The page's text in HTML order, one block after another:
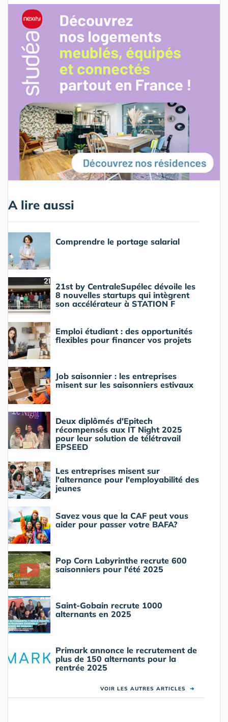
A lire aussi
Comprendre le portage salarial
21st by CentraleSupélec dévoile les
8 nouvelles startups qui intègrent
son accélérateur à STATION F
Emploi étudiant : des opportunités
flexibles pour financer vos projets
Job saisonnier : les entreprises
misent sur les saisonniers estivaux
Deux diplômés d'Epitech
récompensés aux IT Night 2025
pour leur solution de télétravail
EPSEED
Les entreprises misent sur
l'alternance pour l'employabilité des
jeunes
Savez vous que la CAF peut vous
aider pour passer votre BAFA?
Pop Corn Labyrinthe recrute 600
saisonniers pour l'été 2025
Saint-Gobain recrute 1000
alternants en 2025
Primark annonce le recrutement de
plus de 150 alternants pour la
rentrée 2025
VOIR LES AUTRES ARTICLES ➜